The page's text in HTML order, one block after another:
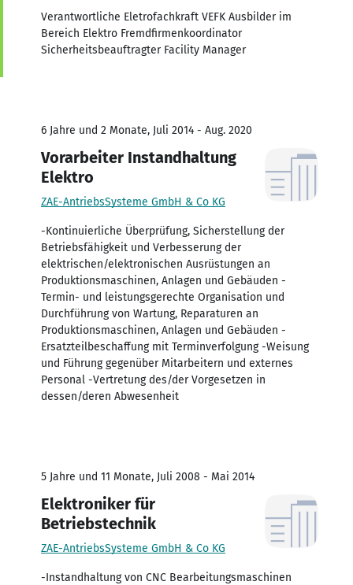
Verantwortliche Eletrofachkraft VEFK Ausbilder im
Bereich Elektro Fremdfirmenkoordinator
Sicherheitsbeauftragter Facility Manager
6 Jahre und 2 Monate, Juli 2014 - Aug. 2020
Vorarbeiter Instandhaltung
Elektro
ZAE-AntriebsSysteme GmbH & Co KG
-Kontinuierliche Überprüfung, Sicherstellung der
Betriebsfähigkeit und Verbesserung der
elektrischen/elektronischen Ausrüstungen an
Produktionsmaschinen, Anlagen und Gebäuden -
Termin- und leistungsgerechte Organisation und
Durchführung von Wartung, Reparaturen an
Produktionsmaschinen, Anlagen und Gebäuden -
Ersatzteilbeschaffung mit Terminverfolgung -Weisung
und Führung gegenüber Mitarbeitern und externes
Personal -Vertretung des/der Vorgesetzen in
dessen/deren Abwesenheit
5 Jahre und 11 Monate, Juli 2008 - Mai 2014
Elektroniker für
Betriebstechnik
ZAE-AntriebsSysteme GmbH & Co KG
-Instandhaltung von CNC Bearbeitungsmaschinen